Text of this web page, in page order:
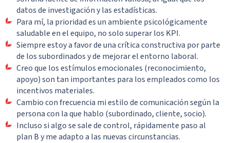
datos de investigación y las estadísticas.
Para mí, la prioridad es un ambiente psicológicamente
saludable en el equipo, no solo superar los KPI.
Siempre estoy a favor de una crítica constructiva por parte
de los subordinados y de mejorar el entorno laboral.
Creo que los estímulos emocionales (reconocimiento,
apoyo) son tan importantes para los empleados como los
incentivos materiales.
Cambio con frecuencia mi estilo de comunicación según la
persona con la que hablo (subordinado, cliente, socio).
Incluso si algo se sale de control, rápidamente paso al
plan B y me adapto a las nuevas circunstancias.